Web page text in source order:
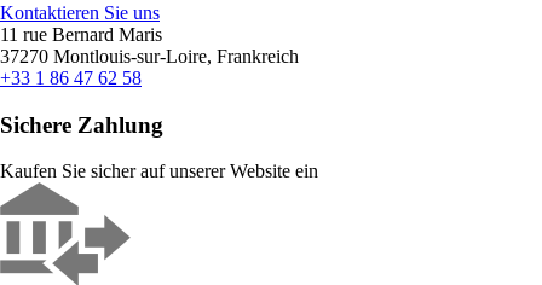
Kontaktieren Sie uns
11 rue Bernard Maris
37270 Montlouis-sur-Loire, Frankreich
+33 1 86 47 62 58
Sichere Zahlung
Kaufen Sie sicher auf unserer Website ein